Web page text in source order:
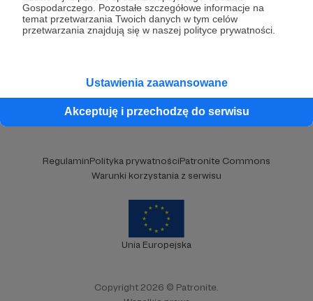
Gospodarczego. Pozostałe szczegółowe informacje na
temat przetwarzania Twoich danych w tym celów
przetwarzania znajdują się w naszej polityce prywatności.
Ustawienia zaawansowane
Akceptuję i przechodzę do serwisu
Dodatkowe produkty
Pomoc
RegulaminPolityka prywatnościPatronite Commons
Warunki korzystania z serwisu
Unia Europejska
Copyright 2026 © Patronite.